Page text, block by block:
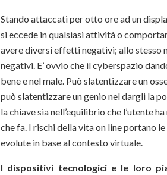
Stando attaccati per otto ore ad un
si eccede in qualsiasi attività o
avere diversi effetti negativi; allo stesso
negativi. E’ ovvio che il cyberspazio
bene e nel male. Può slatentizzare un
può slatentizzare un genio nel dargli la
la chiave sia nell’equilibrio che l’utente
che fa. I rischi della vita on line portano
evolute in base al contesto virtuale.
I dispositivi tecnologici e le loro